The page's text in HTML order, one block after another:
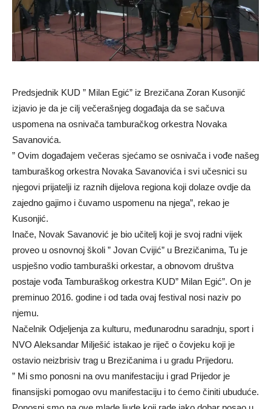
Predsjednik KUD ” Milan Egić” iz Brezičana Zoran Kusonjić
izjavio je da je cilj večerašnjeg događaja da se sačuva
uspomena na osnivača tamburačkog orkestra Novaka
Savanovića.
” Ovim događajem večeras sjećamo se osnivača i vođe našeg
tamburaškog orkestra Novaka Savanovića i svi učesnici su
njegovi prijatelji iz raznih dijelova regiona koji dolaze ovdje da
zajedno gajimo i čuvamo uspomenu na njega”, rekao je
Kusonjić.
Inače, Novak Savanović je bio učitelj koji je svoj radni vijek
proveo u osnovnoj školi ” Jovan Cvijić” u Brezičanima, Tu je
uspješno vodio tamburaški orkestar, a obnovom društva
postaje vođa Tamburaškog orkestra KUD” Milan Egić”. On je
preminuo 2016. godine i od tada ovaj festival nosi naziv po
njemu.
Načelnik Odjeljenja za kulturu, međunarodnu saradnju, sport i
NVO Aleksandar Milješić istakao je riječ o čovjeku koji je
ostavio neizbrisiv trag u Brezičanima i u gradu Prijedoru.
” Mi smo ponosni na ovu manifestaciju i grad Prijedor je
finansijski pomogao ovu manifestaciju i to ćemo činiti ubuduće.